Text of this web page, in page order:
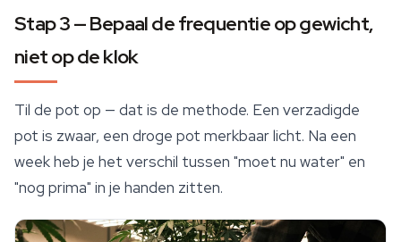
Stap 3 — Bepaal de frequentie op gewicht,
niet op de klok
Til de pot op — dat is de methode. Een verzadigde
pot is zwaar, een droge pot merkbaar licht. Na een
week heb je het verschil tussen "moet nu water" en
"nog prima" in je handen zitten.